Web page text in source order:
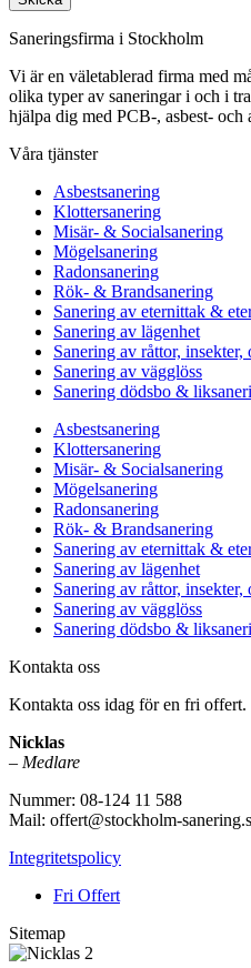
Saneringsfirma i Stockholm
Vi är en väletablerad firma med
olika typer av saneringar i och i
hjälpa dig med PCB-, asbest- och
Våra tjänster
Asbestsanering
Klottersanering
Misär- & Socialsanering
Mögelsanering
Radonsanering
Rök- & Brandsanering
Sanering av eternittak &
Sanering av lägenhet
Sanering av råttor,
Sanering av vägglöss
Sanering dödsbo &
Asbestsanering
Klottersanering
Misär- & Socialsanering
Mögelsanering
Radonsanering
Rök- & Brandsanering
Sanering av eternittak &
Sanering av lägenhet
Sanering av råttor,
Sanering av vägglöss
Sanering dödsbo &
Kontakta oss
Kontakta oss idag för en fri offert.
Nicklas
– Medlare
Nummer: 08-124 11 588
Mail: offert@stockholm-
Integritetspolicy
Fri Offert
Sitemap